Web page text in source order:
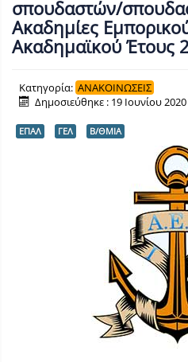
σπουδαστών/
Ακαδημίες
Ακαδημαϊκού Έτους
Κατηγορία: ΑΝΑΚΟΙΝΩΣΕΙΣ
Δημοσιεύθηκε : 19 Ιουνίου 2020
ΕΠΑΛ ΓΕΛ Β/ΘΜΙΑ